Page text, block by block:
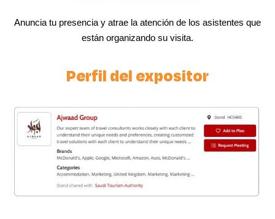
Anuncia tu presencia y atrae la atención de los asistentes que
están organizando su visita.
Perfil del expositor